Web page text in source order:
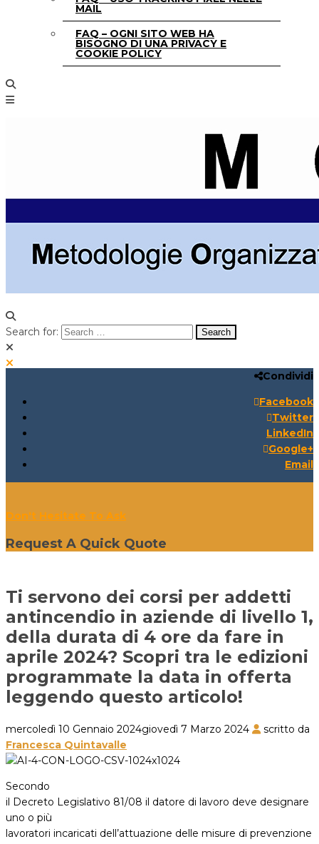
MAIL
FAQ – OGNI SITO WEB HA
BISOGNO DI UNA PRIVACY E
COOKIE POLICY
Search for:
Condividi
Facebook
Twitter
LinkedIn
Google+
Email
Don't Hesitate To Ask
Request A Quick Quote
Ti servono dei corsi per addetti
antincendio in aziende di livello 1,
della durata di 4 ore da fare in
aprile 2024? Scopri tra le edizioni
programmate la data in offerta
leggendo questo articolo!
mercoledì 10 Gennaio 2024giovedì 7 Marzo 2024
scritto da
Francesca Quintavalle
Secondo
il Decreto Legislativo 81/08 il datore di lavoro deve designare
uno o più
lavoratori incaricati dell’attuazione delle misure di prevenzione